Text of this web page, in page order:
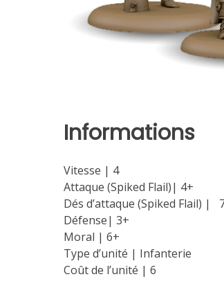
Informations
Vitesse | 4
Attaque (Spiked Flail)| 4+
Dés d’attaque (Spiked
Défense| 3+
Moral | 6+
Type d’unité | Infanterie
Coût de l’unité | 6